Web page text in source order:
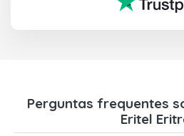
Perguntas frequentes
Eritel